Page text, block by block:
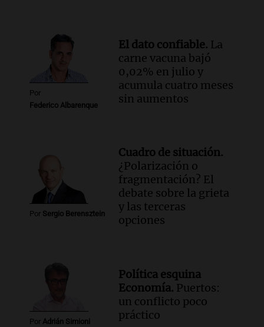
Audio.Robos en Berazategui:
delincuentes asaltan tres comercios en
una sola noche
Panorama Federal
Episodios
Por
Federico Albarenque
El dato confiable. La
carne vacuna bajó
0,02% en julio y
acumula cuatro meses
sin aumentos
Por Sergio Berensztein
Cuadro de situación.
¿Polarización o
fragmentación? El
debate sobre la grieta
y las terceras
opciones
Por Adrián Simioni
Política esquina
Economía. Puertos:
un conflicto poco
práctico